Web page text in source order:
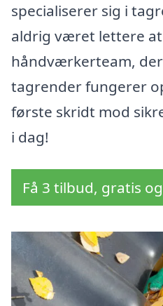
specialiserer sig i
aldrig været lettere
håndværkerteam,
tagrender fungerer
første skridt mod
i dag!
Få 3 tilbud, gratis